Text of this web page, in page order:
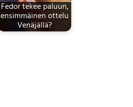
Fedor tekee paluun,
ensimmäinen ottelu
Venäjällä?